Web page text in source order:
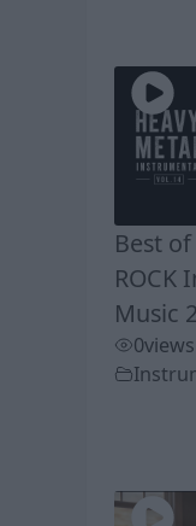
Best of
ROCK
Music
0views